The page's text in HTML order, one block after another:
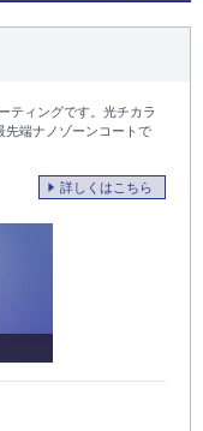
ティングです。光チカラ
先端ナノゾーンコートで
詳しくはこちら